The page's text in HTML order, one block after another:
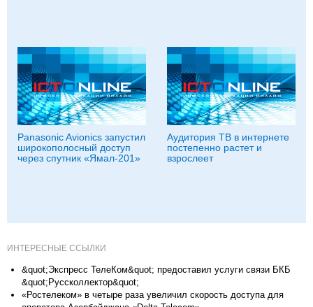
Panasonic Avionics запустил
широкополосный доступ
через спутник «Ямал-201»
Аудитория ТВ в интернете
постепенно растет и
взрослеет
ИНТЕРЕСНЫЕ ССЫЛКИ
&quot;Экспресс ТелеКом&quot; предоставил услуги связи БКБ
&quot;Руссколлектор&quot;
«Ростелеком» в четыре раза увеличил скорость доступа для